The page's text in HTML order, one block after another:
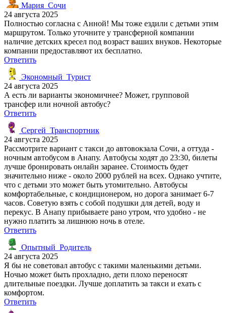
Мария_Сочи
24 августа 2025
Полностью согласна с Анной! Мы тоже ездили с детьми этим
маршрутом. Только уточните у трансферной компании
наличие детских кресел под возраст ваших внуков. Некоторые
компании предоставляют их бесплатно.
Ответить
Экономный_Турист
24 августа 2025
А есть ли варианты экономичнее? Может, групповой
трансфер или ночной автобус?
Ответить
Сергей_Транспортник
24 августа 2025
Рассмотрите вариант с такси до автовокзала Сочи, а оттуда -
ночным автобусом в Анапу. Автобусы ходят до 23:30, билеты
лучше бронировать онлайн заранее. Стоимость будет
значительно ниже - около 2000 рублей на всех. Однако учтите,
что с детьми это может быть утомительно. Автобусы
комфортабельные, с кондиционером, но дорога занимает 6-7
часов. Советую взять с собой подушки для детей, воду и
перекус. В Анапу прибываете рано утром, что удобно - не
нужно платить за лишнюю ночь в отеле.
Ответить
Опытный_Родитель
24 августа 2025
Я бы не советовал автобус с такими маленькими детьми.
Ночью может быть прохладно, дети плохо переносят
длительные поездки. Лучше доплатить за такси и ехать с
комфортом.
Ответить